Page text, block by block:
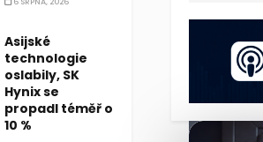
Asijské
technologie
oslabily, SK
Hynix se
propadl téměř o
10 %